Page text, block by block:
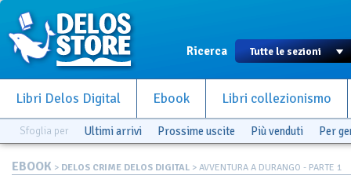
Ricerca
Libri Delos Digital Ebook Libri collezionismo
Sfoglia per Ultimi arrivi Prossime uscite Più venduti Per
EBOOK > DELOS CRIME DELOS DIGITAL > AVVENTURA A DURANGO - PARTE 1